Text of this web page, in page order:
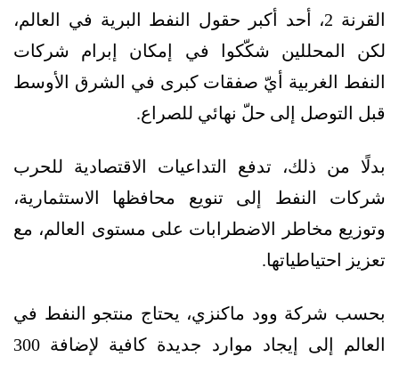
القرنة 2، أحد أكبر حقول النفط البرية في العالم،
لكن المحللين شكّكوا في إمكان إبرام شركات
النفط الغربية أيّ صفقات كبرى في الشرق الأوسط
قبل التوصل إلى حلّ نهائي للصراع.
بدلًا من ذلك، تدفع التداعيات الاقتصادية للحرب
شركات النفط إلى تنويع محافظها الاستثمارية،
وتوزيع مخاطر الاضطرابات على مستوى العالم، مع
تعزيز احتياطياتها.
بحسب شركة وود ماكنزي، يحتاج منتجو النفط في
العالم إلى إيجاد موارد جديدة كافية لإضافة 300